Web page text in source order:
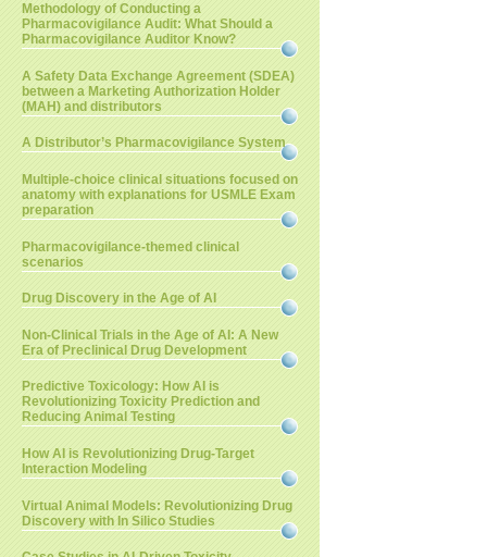
Methodology of Conducting a
Pharmacovigilance Audit: What Should a
Pharmacovigilance Auditor Know?
A Safety Data Exchange Agreement (SDEA)
between a Marketing Authorization Holder
(MAH) and distributors
A Distributor’s Pharmacovigilance System
Multiple-choice clinical situations focused on
anatomy with explanations for USMLE Exam
preparation
Pharmacovigilance-themed clinical
scenarios
Drug Discovery in the Age of AI
Non-Clinical Trials in the Age of AI: A New
Era of Preclinical Drug Development
Predictive Toxicology: How AI is
Revolutionizing Toxicity Prediction and
Reducing Animal Testing
How AI is Revolutionizing Drug-Target
Interaction Modeling
Virtual Animal Models: Revolutionizing Drug
Discovery with In Silico Studies